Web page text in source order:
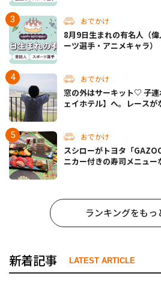
おでかけ
8月9日生まれの有名人（
ーツ選手・アニメキャラ）
おでかけ
窓の外はサーキット♡ 子
ェイホテル】へ。レース
おでかけ
スシローがトヨタ「
ニカー付きの寿司メニュー
ランキングをもっ
新着記事 LATEST ARTICLE